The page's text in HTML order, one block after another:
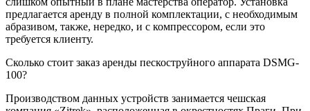
предлагается аренду в полной комплектации, с необходимым
абразивом, также, нередко, и с компрессором, если это
требуется клиенту.
Сколько стоит заказ аренды пескоструйного аппарата DSMG-
100?
Производством данных устройств занимается чешская